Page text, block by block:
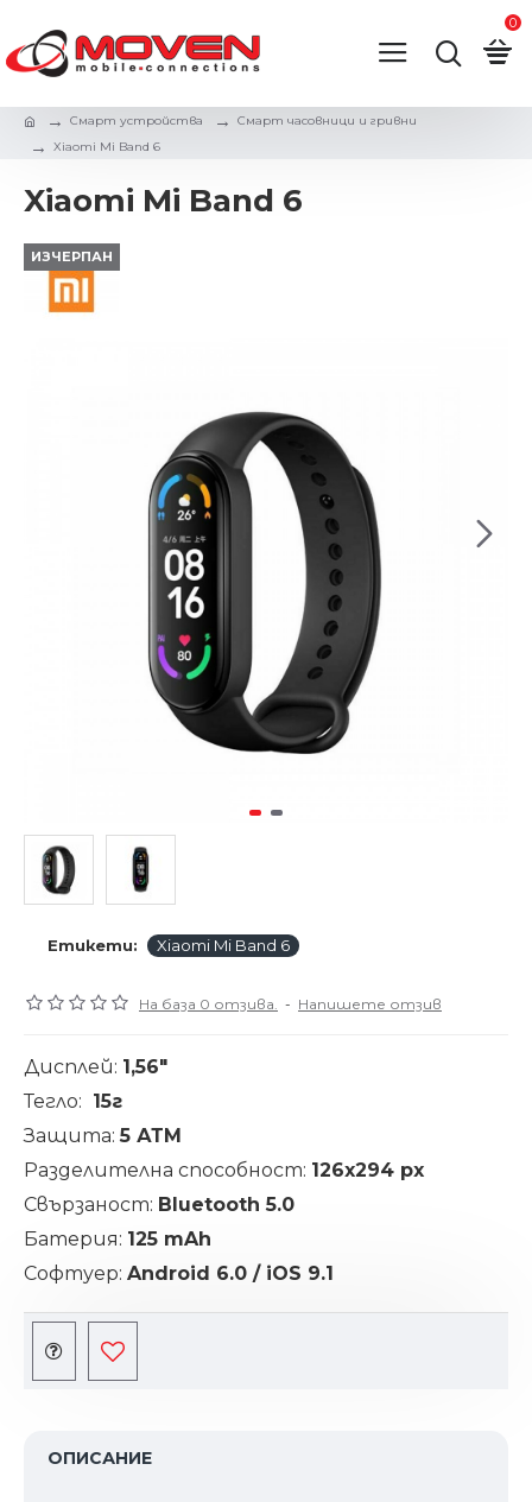
0
Смарт устройства
Смарт часовници и гривни
Xiaomi Mi Band 6
Xiaomi Mi Band 6
ИЗЧЕРПАН
Етикети: Xiaomi Mi Band 6
На база 0 отзива. - Напишете отзив
Дисплей: 1,56"
Тегло: 15г
Защита:5 АТМ
Разделителна способност: 126x294 px
Свързаност: Bluetooth 5.0
Батерия: 125 mAh
Софтуер: Android 6.0 / iOS 9.1
ОПИСАНИЕ